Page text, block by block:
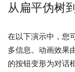
从扁平伪树
在以下演示中，您
多信息。动画效果
的按钮变形为对话